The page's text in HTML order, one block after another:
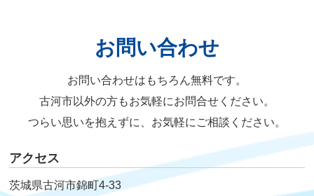
お問い合わせ
お問い合わせはもちろん無料です。
古河市以外の方もお気軽にお問合せください。
つらい思いを抱えずに、お気軽にご相談ください。
アクセス
茨城県古河市錦町4-33